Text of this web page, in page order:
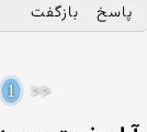
پاسخ بازگفت
<<
1